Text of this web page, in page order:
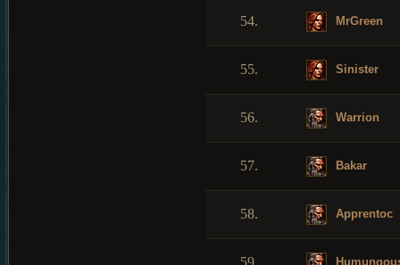
54. MrGreen
55. Sinister
56. Warrion
57. Bakar
58. Apprentoc
59.